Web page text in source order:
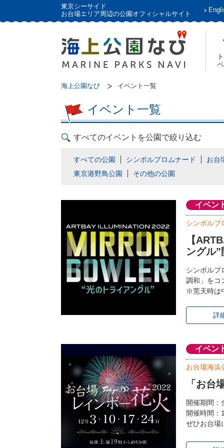
東京シーサイド
お台場エリア周辺の公園オフィシャルサイト
海上公園なび イベント一覧
イベント一覧
すべてのイベントを公園で絞り込む
すべての公園 シンボルプロムナード
お台
東京港野鳥公園
その他の公園
イベン
シンボルプ
【
ングル
シンボルプ
調和」をコ
※荒天時は
詳
イベン
お台場海浜
「お台
開催期間
開催時間：
ぜひお台場